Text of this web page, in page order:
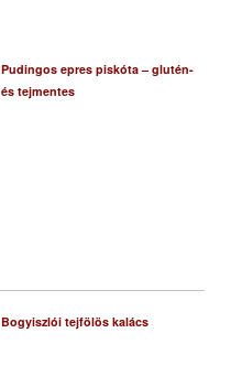
Pudingos epres piskóta – glutén-
és tejmentes
Bogyiszlói tejfölös kalács